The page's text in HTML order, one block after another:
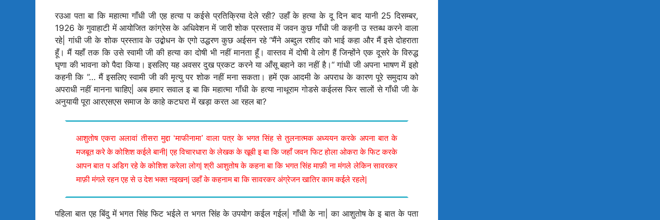
रउआ पता बा कि महात्मा गाँधी जी एह हत्या प कईसे प्रतिक्रिया देले रही? उहाँ के हत्या के दू दिन बाद यानी 25 दिसम्बर,
1926 के गुवाहाटी में आयोजित कांग्रेस के अधिवेशन में जारी शोक प्रस्ताव में जवन कुछ गाँधी जी कहनी उ स्तब्ध करने वाला
रहे| गांधी जी के शोक प्रस्ताव के उद्बोधन के एगो उद्धरण कुछ अईसन रहे “मैंने अब्दुल रशीद को भाई कहा और मैं इसे दोहराता
हूँ। मैं यहाँ तक कि उसे स्वामी जी की हत्या का दोषी भी नहीं मानता हूँ। वास्तव में दोषी वे लोग हैं जिन्होंने एक दूसरे के विरुद्ध
घृणा की भावना को पैदा किया। इसलिए यह अवसर दुख प्रकट करने या आँसू बहाने का नहीं है।“ गांधी जी अपना भाषण में इहो
कहनी कि ”… मैं इसलिए स्वामी जी की मृत्यु पर शोक नहीं मना सकता। हमें एक आदमी के अपराध के कारण पूरे समुदाय को
अपराधी नहीं मानना चाहिए| अब हमार सवाल इ बा कि महात्मा गाँधी के हत्या नाथूराम गोडसे कईलस फिर सालों से गाँधी जी के
अनुयायी पूरा आरएसएस समाज के काहे कटघरा में खड़ा करत आ रहल बा?
आशुतोष एकरा अलावां तीसरा मुद्दा ‘माफीनामा’ वाला पत्र के भगत सिंह से तुलनात्मक अध्ययन करके अपना बात के
मजबूत करे के कोशिश कईले बानी| एह विचारधारा के लेखक के खूबी इ बा कि जहाँ जवन फिट होला ओकरा के फिट करके
आपन बात प अडिग रहे के कोशिश करेला लोग| श्री आशुतोष के कहना बा कि भगत सिंह माफ़ी ना मंगले लेकिन सावरकर
माफ़ी मंगले रहन एह से उ देश भक्त नइखन| उहाँ के कहनाम बा कि सावरकर अंग्रेजन खातिर काम कईले रहले|
पहिला बात एह बिंदु में भगत सिंह फिट भईले त भगत सिंह के उपयोग कईल गईल| गाँधी के ना| का आशुतोष के इ बात के पता